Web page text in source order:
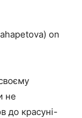
on
не
до красуні-